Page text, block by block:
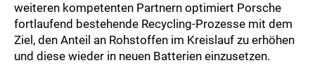
weiteren kompetenten Partnern optimiert Porsche
fortlaufend bestehende Recycling-Prozesse mit dem
Ziel, den Anteil an Rohstoffen im Kreislauf zu erhöhen
und diese wieder in neuen Batterien einzusetzen.